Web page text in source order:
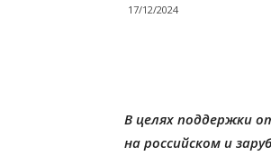
17/12/2024
В целях поддержки
на российском и